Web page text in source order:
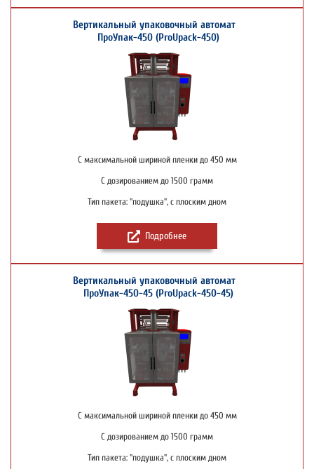
Вертикальный упаковочный автомат
ПроУпак-450 (ProUpack-450)
С максимальной шириной пленки до 450 мм
С дозированием до 1500 грамм
Тип пакета: "подушка", с плоским дном
Подробнее
Вертикальный упаковочный автомат
ПроУпак-450-45 (ProUpack-450-45)
С максимальной шириной пленки до 450 мм
С дозированием до 1500 грамм
Тип пакета: "подушка", с плоским дном